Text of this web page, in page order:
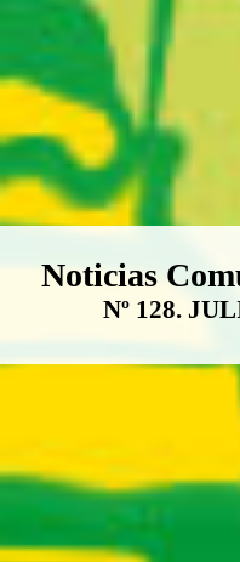
Boletín
Noticias
Nº 128.